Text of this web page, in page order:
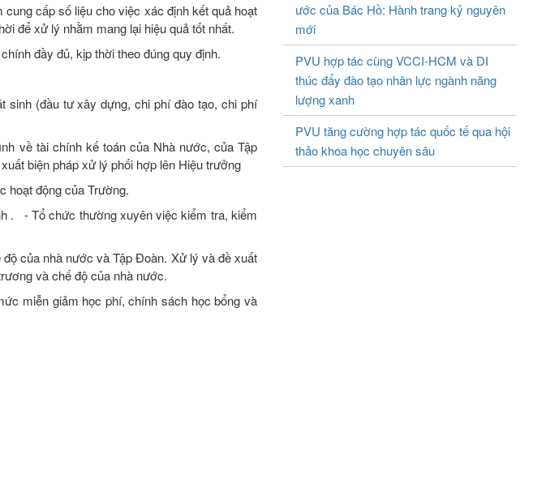
cấp số liệu cho việc xác định kết quả hoạt
để xử lý nhằm mang lại hiệu quả tốt nhất.
đầy đủ, kịp thời theo đúng quy định.
sinh (đầu tư xây dựng, chi phí đào tạo, chi phí
về tài chính kế toán của Nhà nước, của Tập
biện pháp xử lý phối hợp lên Hiệu trưởng
hoạt động của Trường.
. - Tổ chức thường xuyên việc kiểm tra, kiểm
của nhà nước và Tập Đoàn. Xử lý và đề xuất
và chế độ của nhà nước.
miễn giảm học phí, chính sách học bổng và
ước của Bác Hồ: Hành trang kỷ nguyên
mới
PVU hợp tác cùng VCCI-HCM và DI
thúc đẩy đào tạo nhân lực ngành năng
lượng xanh
PVU tăng cường hợp tác quốc tế qua hội
thảo khoa học chuyên sâu